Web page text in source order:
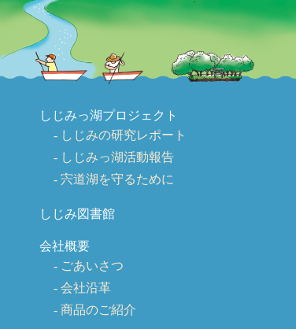
しじみっ湖プロジェクト
しじみの研究レポート
しじみっ湖活動報告
宍道湖を守るために
しじみ図書館
会社概要
ごあいさつ
会社沿革
商品のご紹介